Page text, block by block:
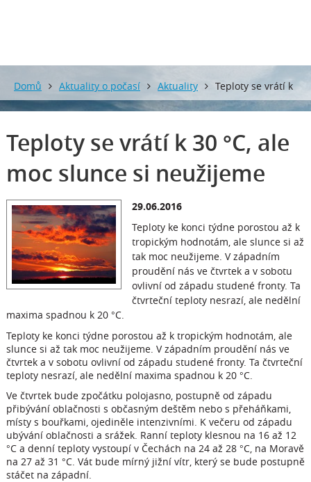
Domů Aktuality o počasí Aktuality Teploty se vrátí k
30 °C, ale moc slunce si neužijeme
Teploty se vrátí k 30 °C, ale
moc slunce si neužijeme
29.06.2016
Teploty ke konci týdne porostou až k
tropickým hodnotám, ale slunce si až
tak moc neužijeme. V západním
proudění nás ve čtvrtek a v sobotu
ovlivní od západu studené fronty. Ta
čtvrteční teploty nesrazí, ale nedělní
maxima spadnou k 20 °C.
Teploty ke konci týdne porostou až k tropickým hodnotám, ale
slunce si až tak moc neužijeme. V západním proudění nás ve
čtvrtek a v sobotu ovlivní od západu studené fronty. Ta čtvrteční
teploty nesrazí, ale nedělní maxima spadnou k 20 °C.
Ve čtvrtek bude zpočátku polojasno, postupně od západu
přibývání oblačnosti s občasným deštěm nebo s přeháňkami,
místy s bouřkami, ojediněle intenzivními. K večeru od západu
ubývání oblačnosti a srážek. Ranní teploty klesnou na 16 až 12
°C a denní teploty vystoupí v Čechách na 24 až 28 °C, na Moravě
na 27 až 31 °C. Vát bude mírný jižní vítr, který se bude postupně
stáčet na západní.